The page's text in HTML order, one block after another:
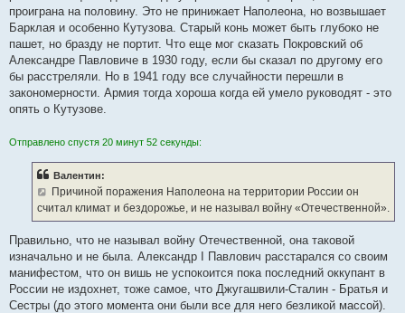
проиграна на половину. Это не принижает Наполеона, но возвышает
Барклая и особенно Кутузова. Старый конь может быть глубоко не
пашет, но бразду не портит. Что еще мог сказать Покровский об
Александре Павловиче в 1930 году, если бы сказал по другому его
бы расстреляли. Но в 1941 году все случайности перешли в
закономерности. Армия тогда хороша когда ей умело руководят - это
опять о Кутузове.
Отправлено спустя 20 минут 52 секунды:
Валентин:
Причиной поражения Наполеона на территории России он
считал климат и бездорожье, и не называл войну «Отечественной».
Правильно, что не называл войну Отечественной, она таковой
изначально и не была. Александр I Павлович расстарался со своим
манифестом, что он вишь не успокоится пока последний оккупант в
России не издохнет, тоже самое, что Джугашвили-Сталин - Братья и
Сестры (до этого момента они были все для него безликой массой).